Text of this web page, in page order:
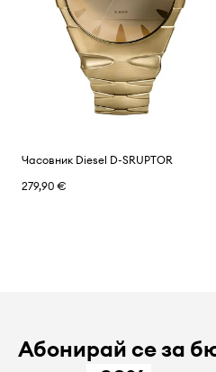
Часовник Diesel D-SRUPTOR
279,90 €
Абонирай се за